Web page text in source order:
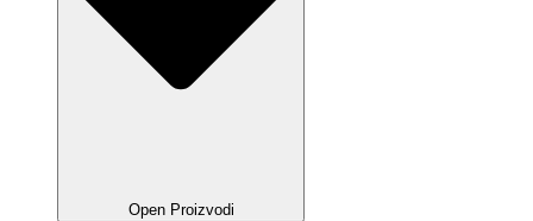
Open Proizvodi